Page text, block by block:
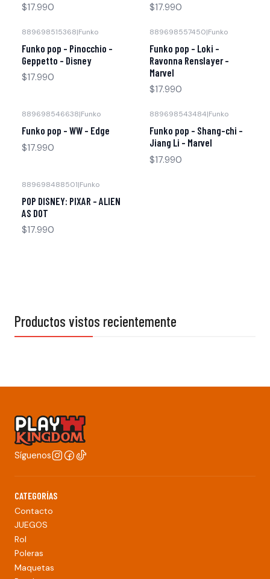
$17.990
$17.990
889698515368|Funko
Funko pop - Pinocchio -
Geppetto - Disney
$17.990
889698557450|Funko
Funko pop - Loki -
Ravonna Renslayer -
Marvel
$17.990
889698546638|Funko
Funko pop - WW - Edge
$17.990
889698543484|Funko
Funko pop - Shang-chi -
Jiang Li - Marvel
$17.990
889698488501|Funko
POP DISNEY: PIXAR - ALIEN
AS DOT
$17.990
Productos vistos recientemente
Síguenos
CATEGORÍAS
Contacto
JUEGOS
Rol
Poleras
Maquetas